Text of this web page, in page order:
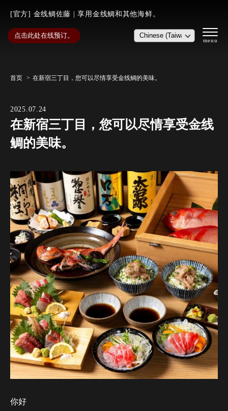
[官方] 金线鲷佐藤 | 享用金线鲷和其他海鲜。
点击此处在线预订。
首页 在新宿三丁目，您可以尽情享受金线鲷的美味。
2025.07.24
在新宿三丁目，您可以尽情享受金线
鲷的美味。
你好